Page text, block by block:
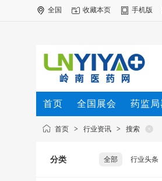
全国 收藏本页 手机版
首页 全国展会 药监
首页 > 行业资讯 > 搜索
分类 全部 行业头条